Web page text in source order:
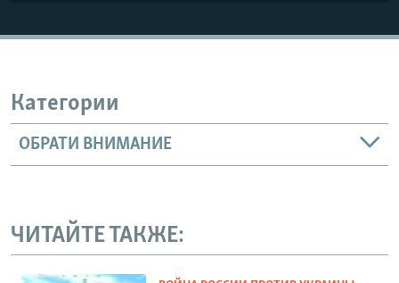
Категории
ОБРАТИ ВНИМАНИЕ
ЧИТАЙТЕ ТАКЖЕ: